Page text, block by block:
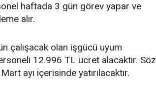
haftada 3 gün görev yapar ve
alır.
çalışacak olan işgücü uyum
12.996 TL ücret alacaktır. Söz
ayı içerisinde yatırılacaktır.